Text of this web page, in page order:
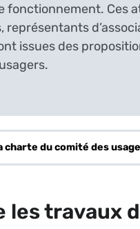
fonctionnement. Ces
représentants
issues des
charte du comité des
les travaux